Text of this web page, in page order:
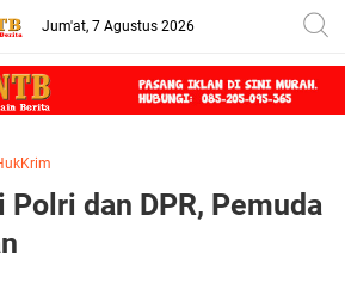
Jum'at, 7 Agustus 2026
dan DPR, Pemuda